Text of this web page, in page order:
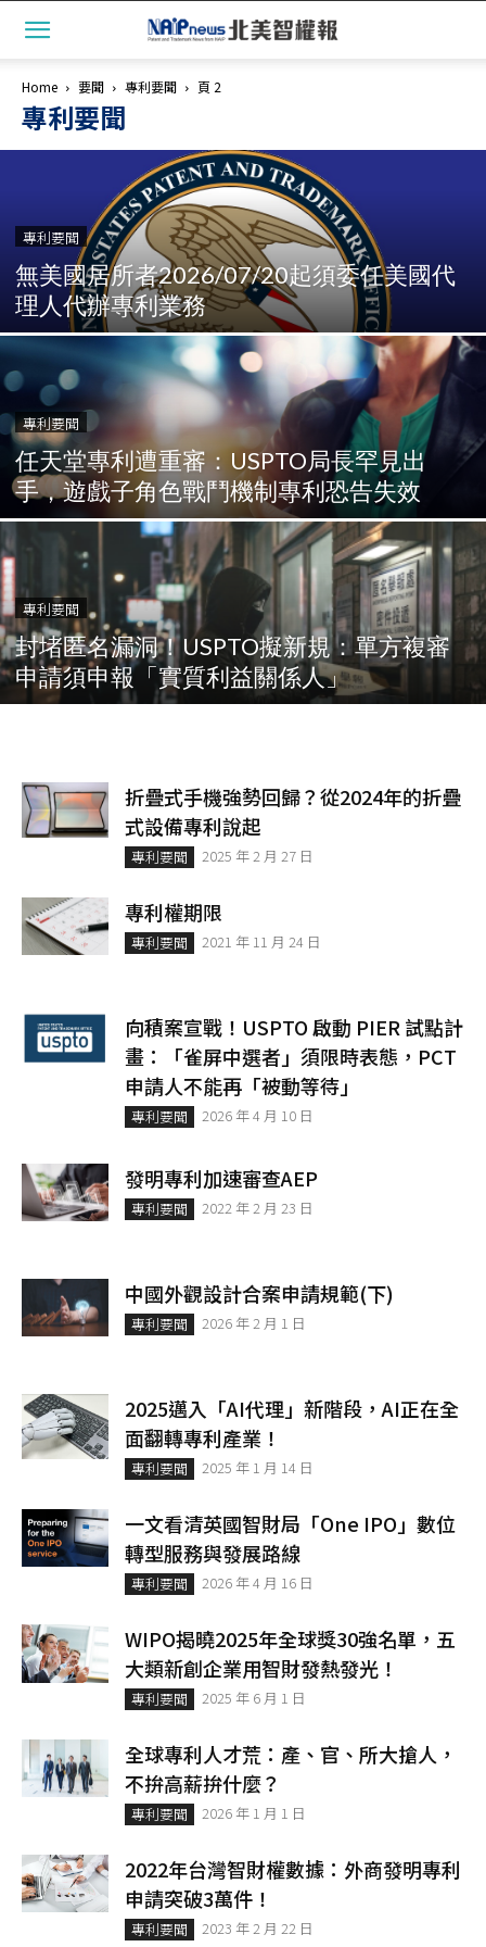
Home 要聞 專利要聞 頁 2
專利要聞
專利要聞
無美國居所者2026/07/20起須委任美國代
理人代辦專利業務
專利要聞
任天堂專利遭重審：USPTO局長罕見出
手，遊戲子角色戰鬥機制專利恐告失效
專利要聞
封堵匿名漏洞！USPTO擬新規：單方複審
申請須申報「實質利益關係人」
折疊式手機強勢回歸？從2024年的折疊
式設備專利說起
專利要聞 2025 年 2 月 27 日
專利權期限
專利要聞 2021 年 11 月 24 日
向積案宣戰！USPTO 啟動 PIER 試點計
畫：「雀屏中選者」須限時表態，PCT
申請人不能再「被動等待」
專利要聞 2026 年 4 月 10 日
發明專利加速審查AEP
專利要聞 2022 年 2 月 23 日
中國外觀設計合案申請規範(下)
專利要聞 2026 年 2 月 1 日
2025邁入「AI代理」新階段，AI正在全
面翻轉專利產業！
專利要聞 2025 年 1 月 14 日
一文看清英國智財局「One IPO」數位
轉型服務與發展路線
專利要聞 2026 年 4 月 16 日
WIPO揭曉2025年全球獎30強名單，五
大類新創企業用智財發熱發光！
專利要聞 2025 年 6 月 1 日
全球專利人才荒：產、官、所大搶人，
不拚高薪拚什麼？
專利要聞 2026 年 1 月 1 日
2022年台灣智財權數據：外商發明專利
申請突破3萬件！
專利要聞 2023 年 2 月 22 日